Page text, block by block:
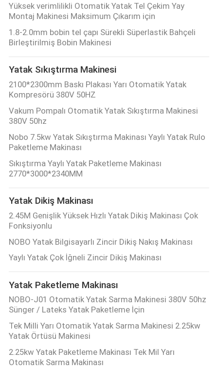
Yüksek verimlilikli Otomatik Yatak Tel Çekim Yay
Montaj Makinesi Maksimum Çıkarım için
1.8-2.0mm bobin tel çapı Sürekli Süperlastik Bahçeli
Birleştirilmiş Bobin Makinesi
Yatak Sıkıştırma Makinesi
2100*2300mm Baskı Plakası Yarı Otomatik Yatak
Kompresörü 380V 50HZ
Vakum Pompalı Otomatik Yatak Sıkıştırma Makinesi
380V 50hz
Nobo 7.5kw Yatak Sıkıştırma Makinası Yaylı Yatak Rulo
Paketleme Makinası
Sıkıştırma Yaylı Yatak Paketleme Makinası
2770*3000*2340MM
Yatak Dikiş Makinası
2.45M Genişlik Yüksek Hızlı Yatak Dikiş Makinası Çok
Fonksiyonlu
NOBO Yatak Bilgisayarlı Zincir Dikiş Nakış Makinası
Yaylı Yatak Çok İğneli Zincir Dikiş Makinası
Yatak Paketleme Makinası
NOBO-J01 Otomatik Yatak Sarma Makinesi 380V 50hz
Sünger / Lateks Yatak Paketleme İçin
Tek Milli Yarı Otomatik Yatak Sarma Makinesi 2.25kw
Yatak Örtüsü Makinesi
2.25kw Yatak Paketleme Makinası Tek Mil Yarı
Otomatik Sarma Makinası